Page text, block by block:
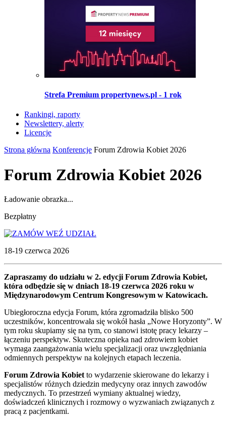
Strefa Premium propertynews.pl - 1 rok
Rankingi, raporty
Newslettery, alerty
Licencje
Strona główna Konferencje Forum Zdrowia Kobiet 2026
Forum Zdrowia Kobiet 2026
Ładowanie obrazka...
Bezpłatny
WEŹ UDZIAŁ
18-19 czerwca 2026
Zapraszamy do udziału w 2. edycji Forum Zdrowia Kobiet,
która odbędzie się w dniach 18-19 czerwca 2026 roku w
Międzynarodowym Centrum Kongresowym w Katowicach.
Ubiegłoroczna edycja Forum, która zgromadziła blisko 500
uczestników, koncentrowała się wokół hasła „Nowe Horyzonty”. W
tym roku skupiamy się na tym, co stanowi istotę pracy lekarzy –
łączeniu perspektyw. Skuteczna opieka nad zdrowiem kobiet
wymaga zaangażowania wielu specjalizacji oraz uwzględniania
odmiennych perspektyw na kolejnych etapach leczenia.
Forum Zdrowia Kobiet to wydarzenie skierowane do lekarzy i
specjalistów różnych dziedzin medycyny oraz innych zawodów
medycznych. To przestrzeń wymiany aktualnej wiedzy,
doświadczeń klinicznych i rozmowy o wyzwaniach związanych z
pracą z pacjentkami.